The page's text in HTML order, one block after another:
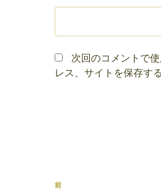
次回のコメントで
レス、サイトを保存する
投
前
前